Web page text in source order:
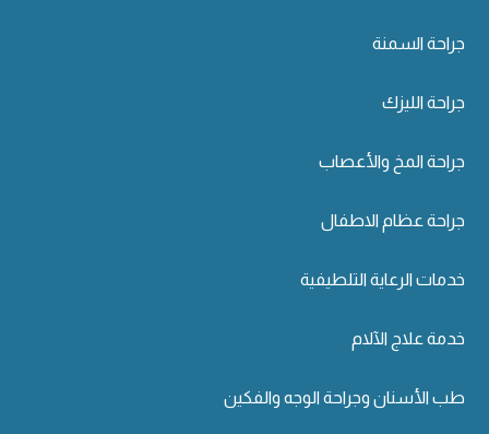
جراحة السمنة
جراحة الليزك
جراحة المخ والأعصاب
جراحة عظام الاطفال
خدمات الرعاية التلطيفية
خدمة علاج الآلام
طب الأسنان وجراحة الوجه والفكين